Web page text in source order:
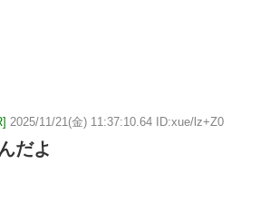
2025/11/21(金) 11:37:10.64 ID:xue/lz+Z0
だよ